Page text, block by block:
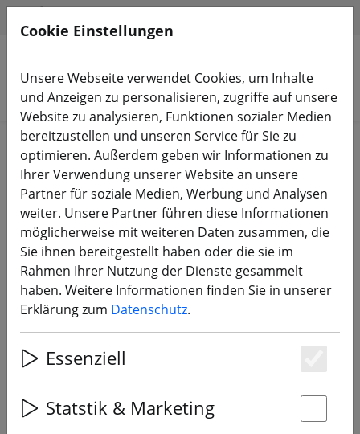
Produkte suchen
Start Bauteile Frames
GEPRC Vapor X5 O4 Pro Frame Kit
FPV schwarz
Cookie Einstellungen
Unsere Webseite verwendet Cookies, um Inhalte
und Anzeigen zu personalisieren, zugriffe auf unsere
Website zu analysieren, Funktionen sozialer Medien
bereitzustellen und unseren Service für Sie zu
optimieren. Außerdem geben wir Informationen zu
Ihrer Verwendung unserer Website an unsere
Partner für soziale Medien, Werbung und Analysen
weiter. Unsere Partner führen diese Informationen
möglicherweise mit weiteren Daten zusammen, die
Sie ihnen bereitgestellt haben oder die sie im
Rahmen Ihrer Nutzung der Dienste gesammelt
haben. Weitere Informationen finden Sie in unserer
Erklärung zum Datenschutz.
Essenziell
Statstik & Marketing